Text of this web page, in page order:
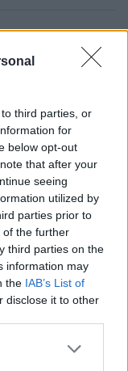
third parties, or
for
below opt-out
that after your
seeing
utilized by
parties prior to
of the further
third parties on the
information may
the IAB’s List of
disclose it to other
or more Google
επαφές
εξέφρασε ο
με
από
θίγει την
ο κ.